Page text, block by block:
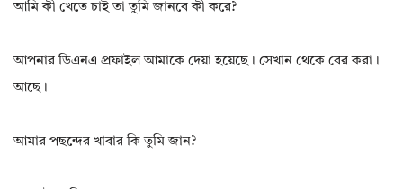
আমি কী খেতে চাই তা তুমি জানবে কী করে?
আপনার ডিএনএ প্ৰফাইল আমাকে দেয়া হয়েছে। সেখান থেকে বের করা।
আছে।
আমার পছন্দের খাবার কি তুমি জান?